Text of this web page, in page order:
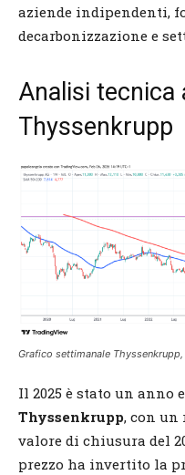
aziende indipendenti,
decarbonizzazione e
Analisi tecnica
Thyssenkrupp
Grafico settimanale
Il 2025 è stato un anno
Thyssenkrupp, con un
valore di chiusura del
prezzo ha invertito la